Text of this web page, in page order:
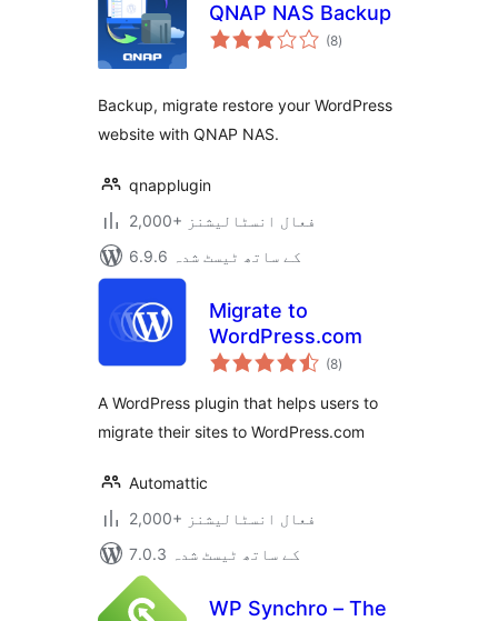
QNAP NAS Backup
(8مجموعی
درجہ
)
Backup, migrate restore your WordPress
website with QNAP NAS.
qnapplugin
2,000+ فعال انسٹالیشنز
6.9.6 کے ساتھ ٹیسٹ شدہ
Migrate to
WordPress.com
(8مجموعی
درجہ
)
A WordPress plugin that helps users to
migrate their sites to WordPress.com
Automattic
2,000+ فعال انسٹالیشنز
7.0.3 کے ساتھ ٹیسٹ شدہ
WP Synchro – The